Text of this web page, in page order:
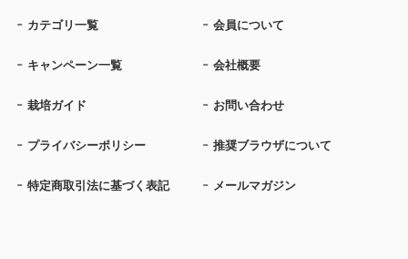
カテゴリ一覧 会員について
キャンペーン一覧 会社概要
栽培ガイド お問い合わせ
プライバシーポリシー 推奨ブラウザについて
特定商取引法に基づく表記 メールマガジン